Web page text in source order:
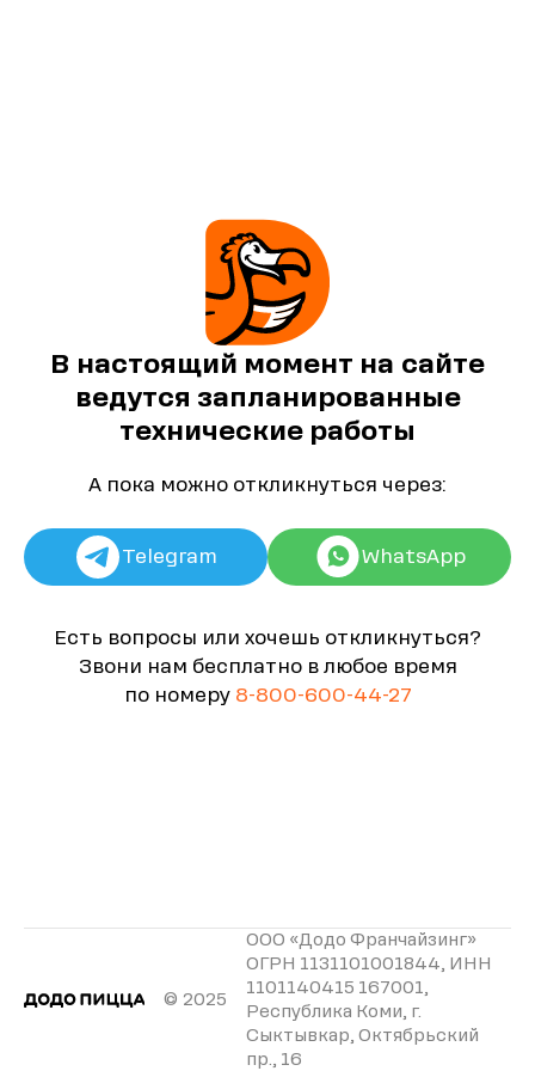
В настоящий момент на сайте
ведутся запланированные
технические работы
А пока можно откликнуться через:
Telegram WhatsApp
Есть вопросы или хочешь откликнуться?
Звони нам бесплатно в любое время
по номеру 8-800-600-44-27
© 2025
ООО «Додо Франчайзинг»
ОГРН 1131101001844, ИНН
1101140415 167001,
Республика Коми, г.
Сыктывкар, Октябрьский
пр., 16